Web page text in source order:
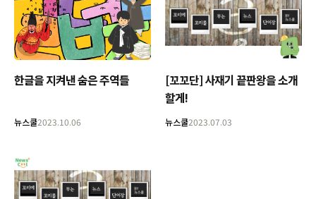
한글을 지켜낸 숨은 주역들
뉴스쿨2023.10.06
[꼬꼬단] 사재기 끝판왕을 소개
할게!
뉴스쿨2023.07.03